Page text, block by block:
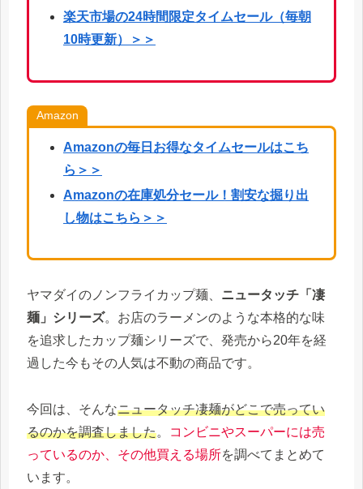
楽天市場の24時間限定タイムセール（毎朝
10時更新）＞＞
Amazon
Amazonの毎日お得なタイムセールはこち
ら＞＞
Amazonの在庫処分セール！割安な掘り出
し物はこちら＞＞
ヤマダイのノンフライカップ麺、 ニュータッチ「凄
麺」シリーズ。お店のラーメンのような本格的な味
を追求したカップ麺シリーズで、発売から20年を経
過した今もその人気は不動の商品です。
今回は、そんなニュータッチ凄麺がどこで売ってい
るのかを調査しました。
コンビニやスーパーには売
っているのか、その他買える場所を調べてまとめて
います。